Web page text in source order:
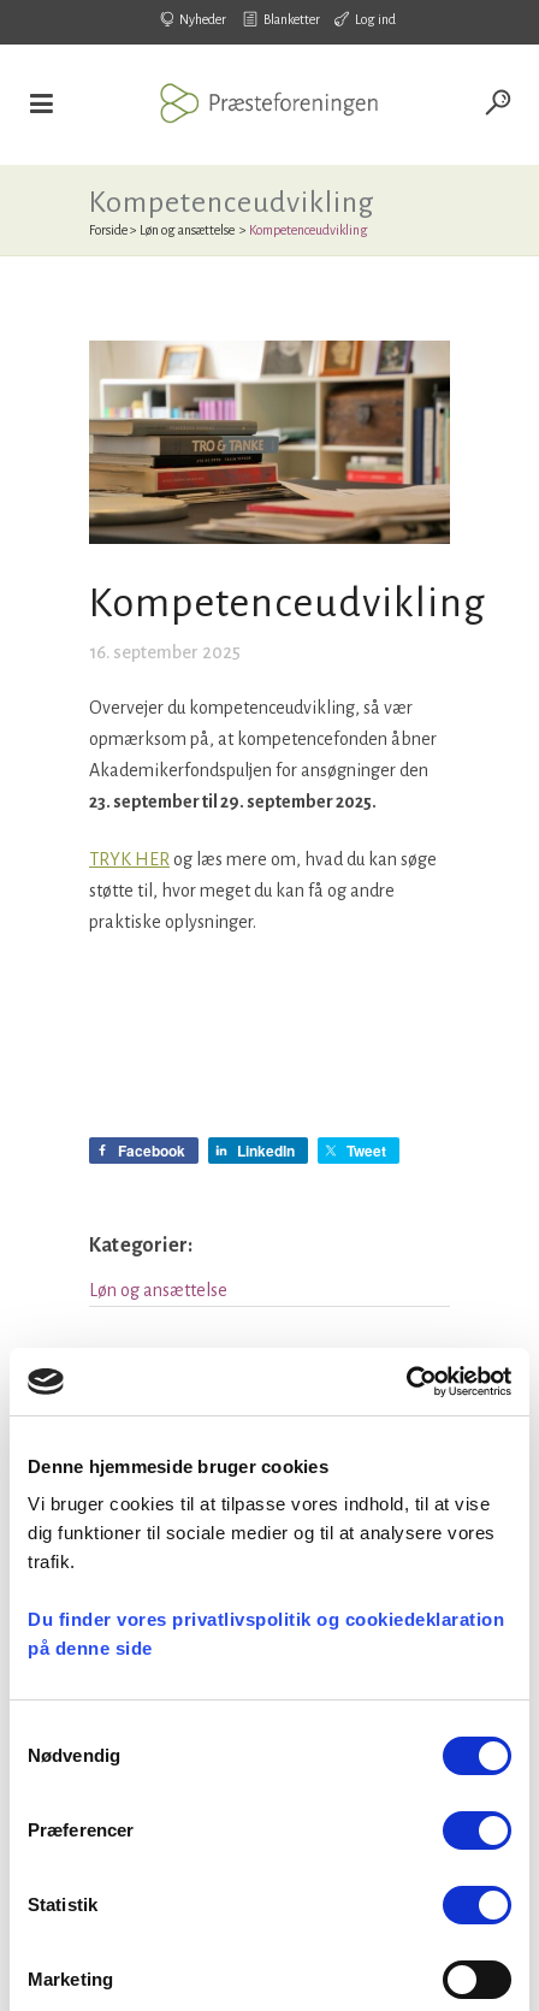
Denne hjemmeside bruger cookies
Vi bruger cookies til at tilpasse vores indhold, til at vise
dig funktioner til sociale medier og til at analysere vores
trafik.
Du finder vores privatlivspolitik og cookiedeklaration
på denne side
Nødvendig
Præferencer
Statistik
Marketing
Nyheder Blanketter Log ind
Kompetenceudvikling
Forside> Løn og ansættelse > Kompetenceudvikling
Kompetenceudvikling
16. september 2025
Overvejer du kompetenceudvikling, så vær
opmærksom på, at kompetencefonden åbner
Akademikerfondspuljen for ansøgninger den
23. september til 29. september 2025.
TRYK HER og læs mere om, hvad du kan søge
støtte til, hvor meget du kan få og andre
praktiske oplysninger.
Facebook LinkedIn Tweet
Kategorier:
Løn og ansættelse
Seneste nyheder
Et lille fald i ansøgere til
teologistudiet
29 juli, 2026
Stiftsgrænser